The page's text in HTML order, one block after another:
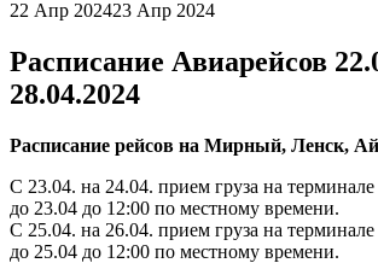
22 Апр 202423 Апр 2024
Расписание Авиарейсов
28.04.2024
Расписание рейсов на Мирный, Ленск,
С 23.04. на 24.04. прием груза на
до 23.04 до 12:00 по местному времени.
С 25.04. на 26.04. прием груза на
до 25.04 до 12:00 по местному времени.